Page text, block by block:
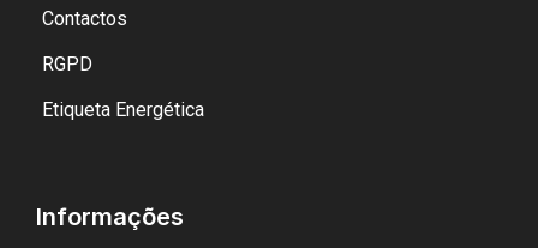
Contactos
RGPD
Etiqueta Energética
Informações